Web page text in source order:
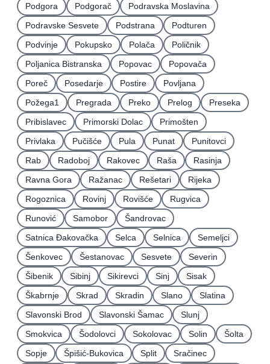
Podgora
Podgorač
Podravska Moslavina
Podravske Sesvete
Podstrana
Podturen
Podvinje
Pokupsko Polača
Poličnik
Poljanica Bistranska
Popovac
Popovača
Poreč
Posedarje Postire
Povljana
Požega1
Pregrada Preko Prelog
Preseka
Pribislavec
Primorski Dolac
Primošten
Privlaka
Pučišće Pula Punat
Punitovci
Rab
Radoboj Rakovec Raša
Rasinja
Ravna Gora
Ražanac Rešetari
Rijeka
Rogoznica
Rovinj Rovišće
Rugvica
Runović
Samobor
Šandrovac
Satnica Ðakovačka
Selca Selnica
Semeljci
Šenkovec
Šestanovac Sesvete
Severin
Šibenik
Sibinj Sikirevci Sinj
Sisak
Škabrnje
Skrad Skradin Slano
Slatina
Slavonski Brod
Slavonski Šamac
Slunj
Smokvica
Šodolovci Sokolovac Solin
Šolta
Sopje
Špišić-Bukovica Split
Sračinec